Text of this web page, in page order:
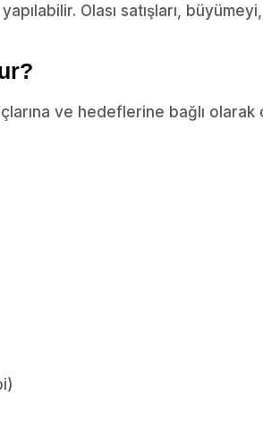
Olası satışları, büyümeyi,
ve hedeflerine bağlı